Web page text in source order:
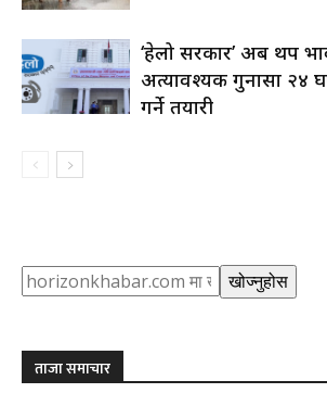
‘हेलो सरकार’ अब थप
अत्यावश्यक गुनासा २४
गर्ने तयारी
Search खोज्नुहोस
ताजा समाचार